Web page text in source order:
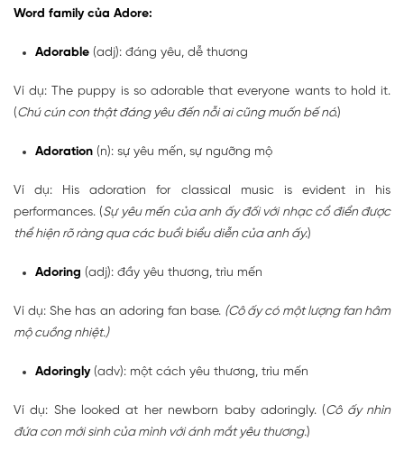
Word family của Adore:
Adorable (adj): đáng yêu, dễ thương
Ví dụ: The puppy is so adorable that everyone wants to hold it.
(Chú cún con thật đáng yêu đến nỗi ai cũng muốn bế nó.)
Adoration (n): sự yêu mến, sự ngưỡng mộ
Ví dụ: His adoration for classical music is evident in his
performances. (Sự yêu mến của anh ấy đối với nhạc cổ điển được
thể hiện rõ ràng qua các buổi biểu diễn của anh ấy.)
Adoring (adj): đầy yêu thương, trìu mến
Ví dụ: She has an adoring fan base. (Cô ấy có một lượng fan hâm
mộ cuồng nhiệt.)
Adoringly(adv): một cách yêu thương, trìu mến
Ví dụ: She looked at her newborn baby adoringly. (Cô ấy nhìn
đứa con mới sinh của mình với ánh mắt yêu thương.)